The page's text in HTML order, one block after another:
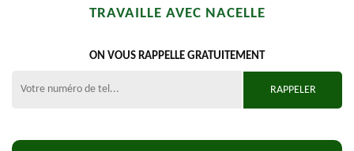
TRAVAILLE AVEC NACELLE
ON VOUS RAPPELLE GRATUITEMENT